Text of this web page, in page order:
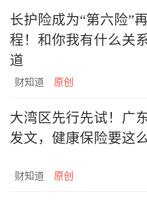
长护险成为“第六险”
程！和你我有什么关
道
财知道 原创
大湾区先行先试！广
发文，健康保险要这
财知道 原创